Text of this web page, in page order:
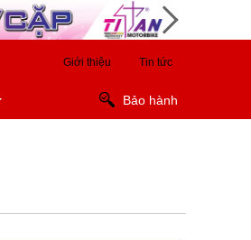
Giới thiệu Tin tức
Bảo hành